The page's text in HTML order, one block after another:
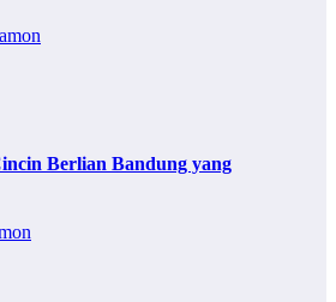
Berlian Bandung yang